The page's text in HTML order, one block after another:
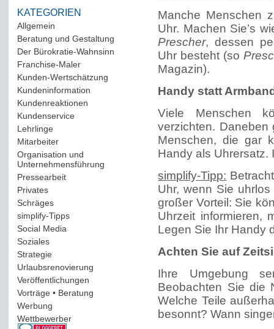
KATEGORIEN
Allgemein
Beratung und Gestaltung
Der Bürokratie-Wahnsinn
Franchise-Maler
Kunden-Wertschätzung
Kundeninformation
Kundenreaktionen
Kundenservice
Lehrlinge
Mitarbeiter
Organisation und
Unternehmensführung
Pressearbeit
Privates
Schräges
simplify-Tipps
Social Media
Soziales
Strategie
Urlaubsrenovierung
Veröffentlichungen
Vorträge • Beratung
Werbung
Wettbewerber
Manche Menschen
Uhr. Machen Sie’s
Prescher, dessen
Uhr besteht (so
Magazin).
Handy statt
Viele Menschen
verzichten.
Menschen, die gar
Handy als Uhrersatz.
simplify-Tipp:
Uhr, wenn Sie
großer Vorteil: Sie
Uhrzeit informieren,
Legen Sie Ihr Handy
Achten Sie auf
Ihre Umgebung
Beobachten Sie die
Welche Teile
besonnt? Wann